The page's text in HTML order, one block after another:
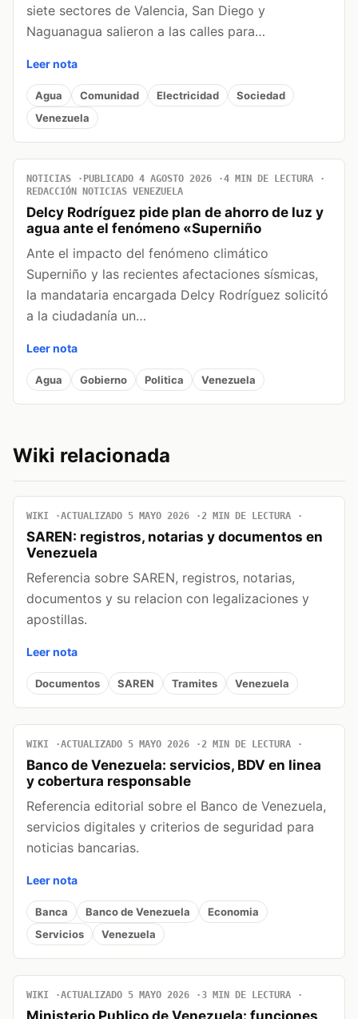
siete sectores de Valencia, San Diego y
Naguanagua salieron a las calles para…
Leer nota
Agua Comunidad Electricidad
Sociedad
Venezuela
NOTICIAS PUBLICADO 4 AGOSTO 2026
4 MIN DE LECTURA
REDACCIÓN NOTICIAS VENEZUELA
Delcy Rodríguez pide plan de ahorro de luz y
agua ante el fenómeno «Superniño
Ante el impacto del fenómeno climático
Superniño y las recientes afectaciones sísmicas,
la mandataria encargada Delcy Rodríguez solicitó
a la ciudadanía un…
Leer nota
Agua Gobierno Politica Venezuela
Wiki relacionada
WIKI ACTUALIZADO 5 MAYO 2026 2 MIN DE LECTURA
SAREN: registros, notarias y documentos en
Venezuela
Referencia sobre SAREN, registros, notarias,
documentos y su relacion con legalizaciones y
apostillas.
Leer nota
Documentos SAREN Tramites Venezuela
WIKI ACTUALIZADO 5 MAYO 2026 2 MIN DE LECTURA
Banco de Venezuela: servicios, BDV en linea
y cobertura responsable
Referencia editorial sobre el Banco de Venezuela,
servicios digitales y criterios de seguridad para
noticias bancarias.
Leer nota
Banca Banco de Venezuela
Economia
Servicios
Venezuela
WIKI ACTUALIZADO 5 MAYO 2026 3 MIN DE LECTURA